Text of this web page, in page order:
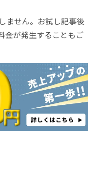
ません。お試し記事後
金が発生することもご